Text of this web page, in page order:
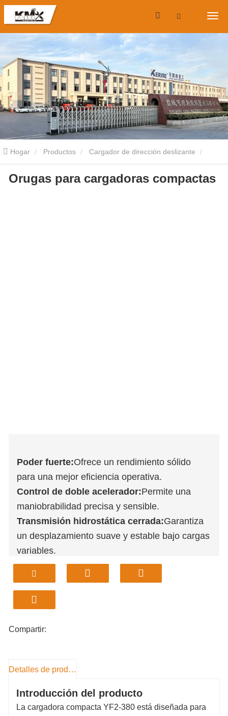
Hogar Productos Cargador de dirección deslizante
Cargadora compacta de orugas Orugas para cargadoras
Orugas para cargadoras compactas
Poder fuerte:Ofrece un rendimiento sólido
para una mejor eficiencia operativa.
Control de doble acelerador:Permite una
maniobrabilidad precisa y sensible.
Transmisión hidrostática cerrada:Garantiza
un desplazamiento suave y estable bajo cargas
variables.
Sistema de descenso de
emergencia:Proporciona protección de
seguridad crítica durante las operaciones.
Acoplador rápido estándar:
de accesorios rápidos y seguros.
Compartir:
Detalles de producto
Introducción del producto
La cargadora compacta YF2-380 está diseñada para